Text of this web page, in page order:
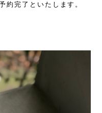
約完了といたします。